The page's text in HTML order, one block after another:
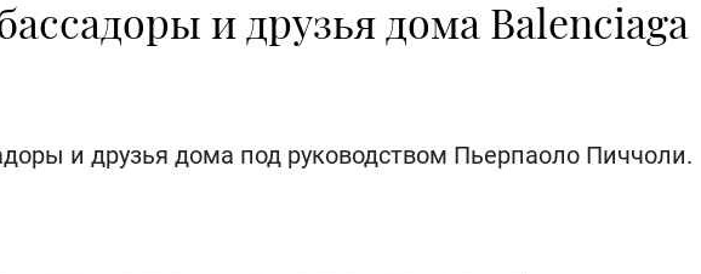
и друзья дома Balenciaga
и друзья дома под руководством Пьерпаоло Пиччоли.